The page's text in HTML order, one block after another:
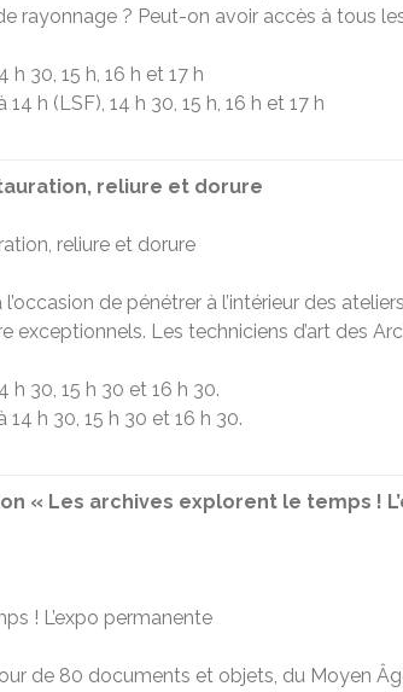
rayonnage ? Peut-on avoir accès à tous
30, 15 h, 16 h et 17 h
h (LSF), 14 h 30, 15 h, 16 h et 17 h
reliure et dorure
reliure et dorure
de pénétrer à l’intérieur des
exceptionnels. Les techniciens d’art des
h 30, 15 h 30 et 16 h 30.
h 30, 15 h 30 et 16 h 30.
« Les archives explorent le temps !
! L’expo permanente
de 80 documents et objets, du Moyen